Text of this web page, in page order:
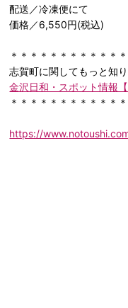
配送／冷凍便にて
価格／6,550円(税込)
＊＊＊＊＊＊＊＊＊＊＊
志賀町に関してもっと知
金沢日和・スポット情報
＊＊＊＊＊＊＊＊＊＊＊
https://